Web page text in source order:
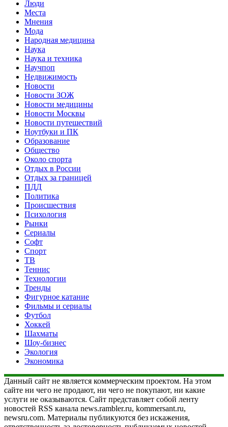
Люди
Места
Мнения
Мода
Народная медицина
Наука
Наука и техника
Научпоп
Недвижимость
Новости
Новости ЗОЖ
Новости медицины
Новости Москвы
Новости путешествий
Ноутбуки и ПК
Образование
Общество
Около спорта
Отдых в России
Отдых за границей
ПДД
Политика
Происшествия
Психология
Рынки
Сериалы
Софт
Спорт
ТВ
Теннис
Технологии
Тренды
Фигурное катание
Фильмы и сериалы
Футбол
Хоккей
Шахматы
Шоу-бизнес
Экология
Экономика
Данный сайт не является коммерческим проектом. На этом
сайте ни чего не продают, ни чего не покупают, ни какие
услуги не оказываются. Сайт представляет собой ленту
новостей RSS канала news.rambler.ru, kommersant.ru,
newsru.com. Материалы публикуются без искажения,